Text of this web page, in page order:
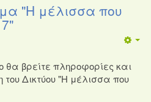
"Η μέλισσα που
βρείτε πληροφορίες και
Δικτύου "Η μέλισσα που